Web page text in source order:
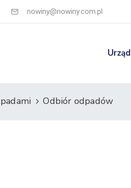
nowiny@nowiny.com.pl
Urząd
Odbiór odpadów